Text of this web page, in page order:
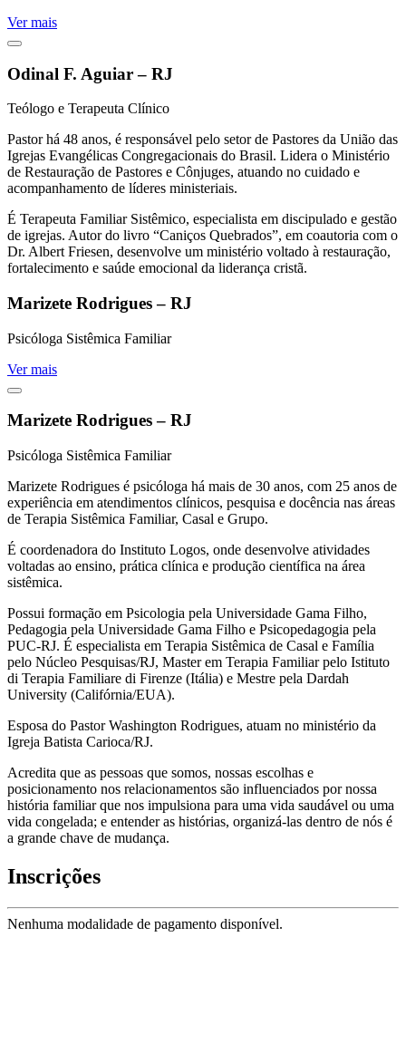
Ver mais
Odinal F. Aguiar – RJ
Teólogo e Terapeuta Clínico
Pastor há 48 anos, é responsável pelo setor de Pastores da União das
Igrejas Evangélicas Congregacionais do Brasil. Lidera o Ministério
de Restauração de Pastores e Cônjuges, atuando no cuidado e
acompanhamento de líderes ministeriais.
É Terapeuta Familiar Sistêmico, especialista em discipulado e gestão
de igrejas. Autor do livro “Caniços Quebrados”, em coautoria com o
Dr. Albert Friesen, desenvolve um ministério voltado à restauração,
fortalecimento e saúde emocional da liderança cristã.
Marizete Rodrigues – RJ
Psicóloga Sistêmica Familiar
Ver mais
Marizete Rodrigues – RJ
Psicóloga Sistêmica Familiar
Marizete Rodrigues é psicóloga há mais de 30 anos, com 25 anos de
experiência em atendimentos clínicos, pesquisa e docência nas áreas
de Terapia Sistêmica Familiar, Casal e Grupo.
É coordenadora do Instituto Logos, onde desenvolve atividades
voltadas ao ensino, prática clínica e produção científica na área
sistêmica.
Possui formação em Psicologia pela Universidade Gama Filho,
Pedagogia pela Universidade Gama Filho e Psicopedagogia pela
PUC-RJ. É especialista em Terapia Sistêmica de Casal e Família
pelo Núcleo Pesquisas/RJ, Master em Terapia Familiar pelo Istituto
di Terapia Familiare di Firenze (Itália) e Mestre pela Dardah
University (Califórnia/EUA).
Esposa do Pastor Washington Rodrigues, atuam no ministério da
Igreja Batista Carioca/RJ.
Acredita que as pessoas que somos, nossas escolhas e
posicionamento nos relacionamentos são influenciados por nossa
história familiar que nos impulsiona para uma vida saudável ou uma
vida congelada; e entender as histórias, organizá-las dentro de nós é
a grande chave de mudança.
Inscrições
Nenhuma modalidade de pagamento disponível.